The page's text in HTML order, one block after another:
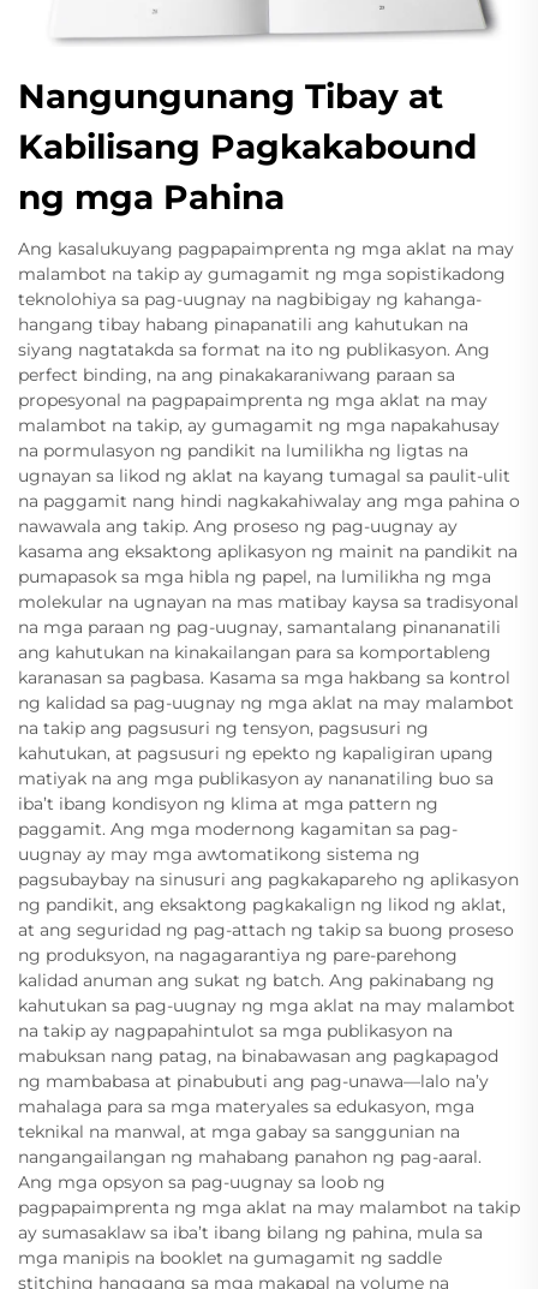
Nangungunang Tibay at
Kabilisang Pagkakabound
ng mga Pahina
Ang kasalukuyang pagpapaimprenta ng mga aklat na may
malambot na takip ay gumagamit ng mga sopistikadong
teknolohiya sa pag-uugnay na nagbibigay ng kahanga-
hangang tibay habang pinapanatili ang kahutukan na
siyang nagtatakda sa format na ito ng publikasyon. Ang
perfect binding, na ang pinakakaraniwang paraan sa
propesyonal na pagpapaimprenta ng mga aklat na may
malambot na takip, ay gumagamit ng mga napakahusay
na pormulasyon ng pandikit na lumilikha ng ligtas na
ugnayan sa likod ng aklat na kayang tumagal sa paulit-ulit
na paggamit nang hindi nagkakahiwalay ang mga pahina o
nawawala ang takip. Ang proseso ng pag-uugnay ay
kasama ang eksaktong aplikasyon ng mainit na pandikit na
pumapasok sa mga hibla ng papel, na lumilikha ng mga
molekular na ugnayan na mas matibay kaysa sa tradisyonal
na mga paraan ng pag-uugnay, samantalang pinananatili
ang kahutukan na kinakailangan para sa komportableng
karanasan sa pagbasa. Kasama sa mga hakbang sa kontrol
ng kalidad sa pag-uugnay ng mga aklat na may malambot
na takip ang pagsusuri ng tensyon, pagsusuri ng
kahutukan, at pagsusuri ng epekto ng kapaligiran upang
matiyak na ang mga publikasyon ay nananatiling buo sa
iba’t ibang kondisyon ng klima at mga pattern ng
paggamit. Ang mga modernong kagamitan sa pag-
uugnay ay may mga awtomatikong sistema ng
pagsubaybay na sinusuri ang pagkakapareho ng aplikasyon
ng pandikit, ang eksaktong pagkakalign ng likod ng aklat,
at ang seguridad ng pag-attach ng takip sa buong proseso
ng produksyon, na nagagarantiya ng pare-parehong
kalidad anuman ang sukat ng batch. Ang pakinabang ng
kahutukan sa pag-uugnay ng mga aklat na may malambot
na takip ay nagpapahintulot sa mga publikasyon na
mabuksan nang patag, na binabawasan ang pagkapagod
ng mambabasa at pinabubuti ang pag-unawa—lalo na’y
mahalaga para sa mga materyales sa edukasyon, mga
teknikal na manwal, at mga gabay sa sanggunian na
nangangailangan ng mahabang panahon ng pag-aaral.
Ang mga opsyon sa pag-uugnay sa loob ng
pagpapaimprenta ng mga aklat na may malambot na takip
ay sumasaklaw sa iba’t ibang bilang ng pahina, mula sa
mga manipis na booklet na gumagamit ng saddle
stitching hanggang sa mga makapal na volume na